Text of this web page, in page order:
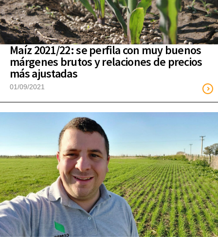
Maíz 2021/22: se perfila con muy buenos
márgenes brutos y relaciones de precios
más ajustadas
01/09/2021